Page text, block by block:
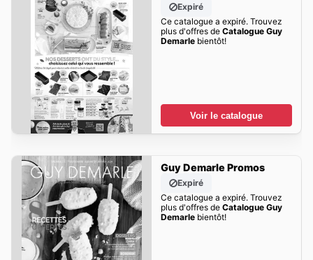
Expiré
Ce catalogue a expiré. Trouvez
plus d'offres de Catalogue Guy
Demarlebientôt!
Voir le catalogue
Guy Demarle Promos
Expiré
Ce catalogue a expiré. Trouvez
plus d'offres de Catalogue Guy
Demarlebientôt!